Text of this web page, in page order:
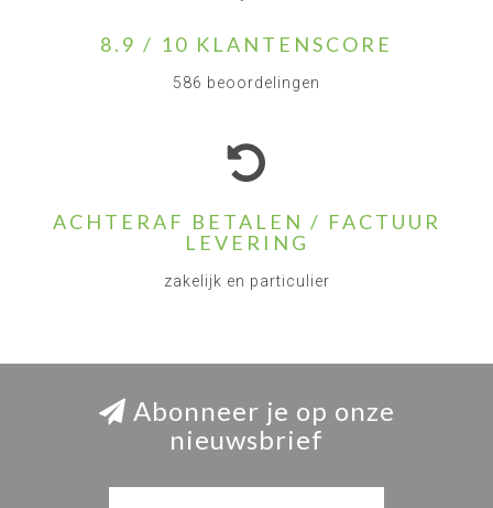
8.9 / 10 KLANTENSCORE
586 beoordelingen
ACHTERAF BETALEN / FACTUUR
LEVERING
zakelijk en particulier
Abonneer je op onze
nieuwsbrief